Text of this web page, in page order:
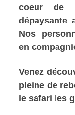
coeur de
dépaysante
Nos
en
Venez
pleine de
le safari les